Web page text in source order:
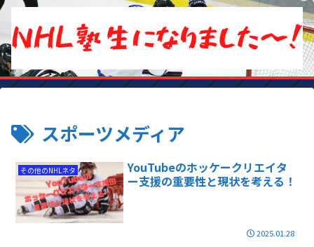
スポーツメディア
その他のNHLネタ
YouTubeのホッケークリエイタ
ー支援の重要性と現状を考える！
2025.01.28